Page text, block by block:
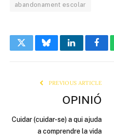
abandonament escolar
TwitterBlueskyLinkedIn
PREVIOUS ARTICLE
OPINIÓ
Cuidar (cuidar-se) a qui ajuda
a comprendre la vida